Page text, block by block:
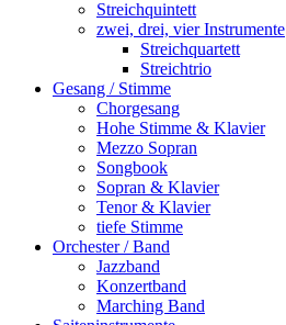
Streichquintett
zwei, drei, vier Instrumente
Streichquartett
Streichtrio
Gesang / Stimme
Chorgesang
Hohe Stimme & Klavier
Mezzo Sopran
Songbook
Sopran & Klavier
Tenor & Klavier
tiefe Stimme
Orchester / Band
Jazzband
Konzertband
Marching Band